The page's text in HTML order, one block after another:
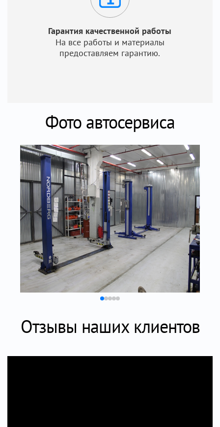
Гарантия качественной работы
На все работы и материалы
предоставляем гарантию.
Фото автосервиса
Отзывы наших клиентов